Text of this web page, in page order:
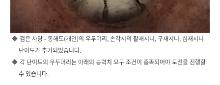
검은 사당 - 동해도(개인)의 우두머리, 손각시의 팔재시니, 구재시니, 십재시니
난이도가 추가되었습니다.
각 난이도의 우두머리는 아래의 능력치 요구 조건이 충족되어야 도전을 진행할
수 있습니다.